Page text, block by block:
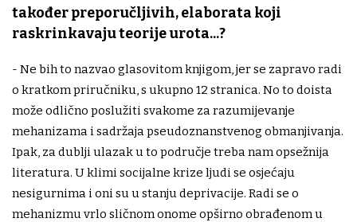
također preporučljivih, elaborata koji
raskrinkavaju teorije urota...?
- Ne bih to nazvao glasovitom knjigom, jer se zapravo radi
o kratkom priručniku, s ukupno 12 stranica. No to doista
može odlično poslužiti svakome za razumijevanje
mehanizama i sadržaja pseudoznanstvenog obmanjivanja.
Ipak, za dublji ulazak u to područje treba nam opsežnija
literatura. U klimi socijalne krize ljudi se osjećaju
nesigurnima i oni su u stanju deprivacije. Radi se o
mehanizmu vrlo sličnom onome opširno obrađenom u